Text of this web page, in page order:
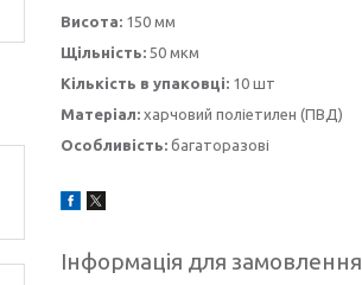
Висота: 150 мм
Щільність: 50 мкм
Кількість в упаковці: 10 шт
Матеріал: харчовий поліетилен (ПВД)
Особливість: багаторазові
Інформація для замовлення